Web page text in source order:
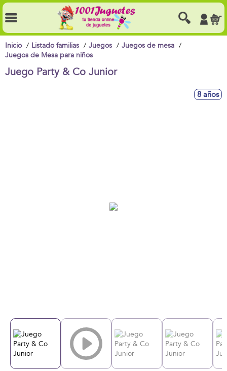
Inicio Listado familias Juegos
Juegos de mesa
Juegos de Mesa para niños
Juego Party & Co Junior
8 años